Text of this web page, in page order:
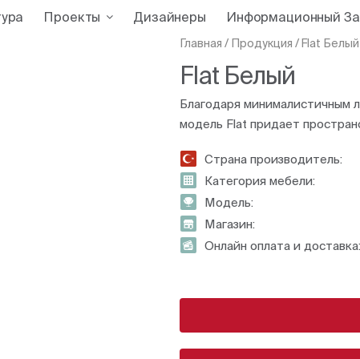
Проекты Дизайнеры Информационный
Главная / Продукция / Flat Белый
Flat Белый
Благодаря минималистичным
модель Flat придает
Страна производитель:
Категория мебели:
Модель:
Магазин:
Онлайн оплата и доставка: